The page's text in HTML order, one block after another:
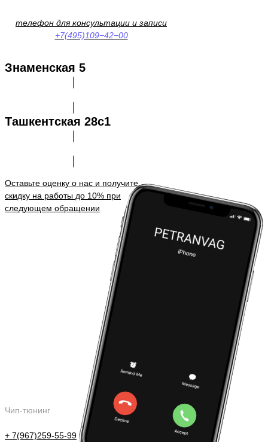
телефон для консультации и записи
+7(495)109−42−00
Знаменская 5
Ташкентская 28с1
Оставьте оценку о нас и получите
скидку на работы до 10% при
следующем обращении
Чип-тюнинг
+ 7(967)259-55-99